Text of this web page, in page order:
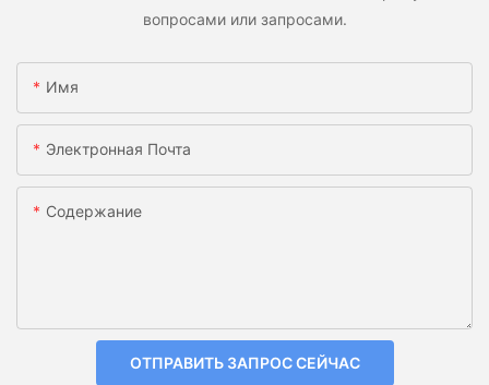
вопросами или запросами.
Имя
Электронная Почта
Содержание
ОТПРАВИТЬ ЗАПРОС СЕЙЧАС